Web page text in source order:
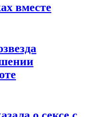
вместе